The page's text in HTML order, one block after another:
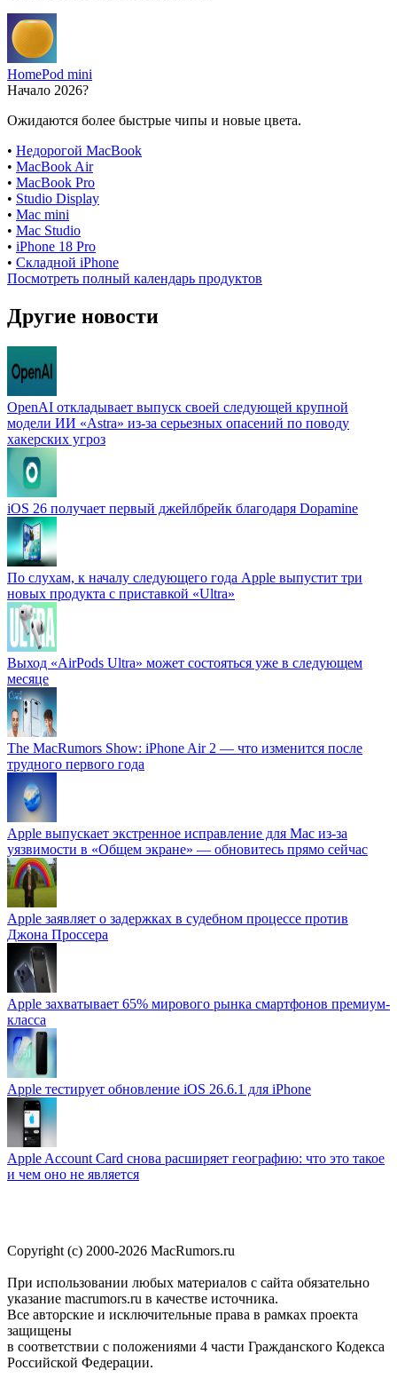
HomePod mini
Начало 2026?
Ожидаются более быстрые чипы и новые цвета.
• Недорогой MacBook
• MacBook Air
• MacBook Pro
• Studio Display
• Mac mini
• Mac Studio
• iPhone 18 Pro
• Складной iPhone
Посмотреть полный календарь продуктов
Другие новости
OpenAI откладывает выпуск своей следующей крупной
модели ИИ «Astra» из-за серьезных опасений по поводу
хакерских угроз
iOS 26 получает первый джейлбрейк благодаря Dopamine
По слухам, к началу следующего года Apple выпустит три
новых продукта с приставкой «Ultra»
Выход «AirPods Ultra» может состояться уже в следующем
месяце
The MacRumors Show: iPhone Air 2 — что изменится после
трудного первого года
Apple выпускает экстренное исправление для Mac из-за
уязвимости в «Общем экране» — обновитесь прямо сейчас
Apple заявляет о задержках в судебном процессе против
Джона Проссера
Apple захватывает 65% мирового рынка смартфонов премиум-
класса
Apple тестирует обновление iOS 26.6.1 для iPhone
Apple Account Card снова расширяет географию: что это такое
и чем оно не является
Copyright (c) 2000-2026 MacRumors.ru
При использовании любых материалов с сайта обязательно
указание macrumors.ru в качестве источника.
Все авторские и исключительные права в рамках проекта
защищены
в соответствии с положениями 4 части Гражданского Кодекса
Российской Федерации.